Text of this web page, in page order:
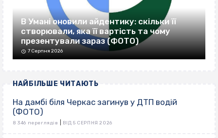
В Умані оновили айдентику: скільки її
створювали, яка її вартість та чому
презентували зараз (ФОТО)
7 Серпня 2026
НАЙБІЛЬШЕ ЧИТАЮТЬ
На дамбі біля Черкас загинув у ДТП водій
(ФОТО)
8 346 переглядів ВІД 5 СЕРПНЯ 2026